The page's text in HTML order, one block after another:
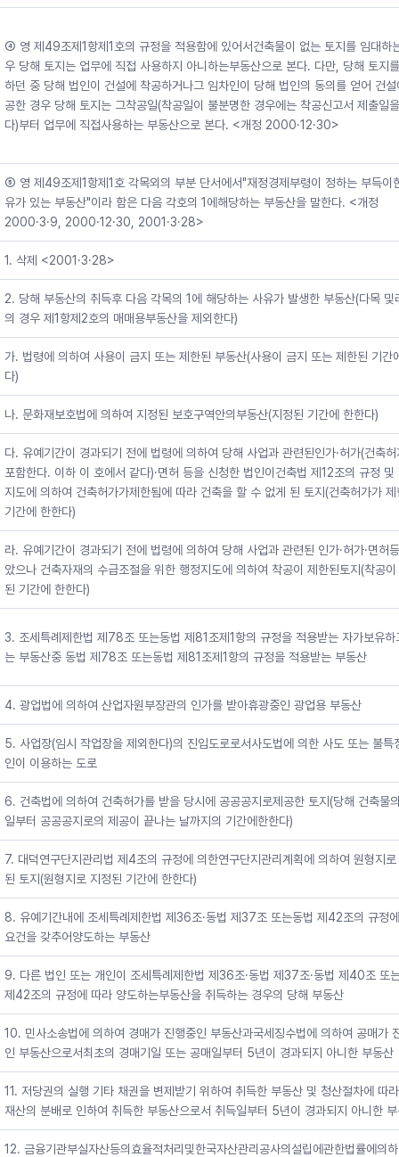
④ 영 제49조제1항제1호의 규정을 적용함에 있어서건축물이 없는 토지를 임대하
우 당해 토지는 업무에 직접 사용하지 아니하는부동산으로 본다. 다만, 당해 토지
하던 중 당해 법인이 건설에 착공하거나그 임차인이 당해 법인의 동의를 얻어 건
공한 경우 당해 토지는 그착공일(착공일이 불분명한 경우에는 착공신고서 제출일
다)부터 업무에 직접사용하는 부동산으로 본다. <개정 2000·12·30>
⑤ 영 제49조제1항제1호 각목외의 부분 단서에서"재정경제부령이 정하는 부득이
유가 있는 부동산"이라 함은 다음 각호의 1에해당하는 부동산을 말한다. <개정
2000·3·9, 2000·12·30, 2001·3·28>
1. 삭제 <2001·3·28>
2. 당해 부동산의 취득후 다음 각목의 1에 해당하는 사유가 발생한 부동산(다목 및
의 경우 제1항제2호의 매매용부동산을 제외한다)
가. 법령에 의하여 사용이 금지 또는 제한된 부동산(사용이 금지 또는 제한된 기간
다)
나. 문화재보호법에 의하여 지정된 보호구역안의부동산(지정된 기간에 한한다)
다. 유예기간이 경과되기 전에 법령에 의하여 당해 사업과 관련된인가·허가(건축허
포함한다. 이하 이 호에서 같다)·면허 등을 신청한 법인이건축법 제12조의 규정 및
지도에 의하여 건축허가가제한됨에 따라 건축을 할 수 없게 된 토지(건축허가가 제
기간에 한한다)
라. 유예기간이 경과되기 전에 법령에 의하여 당해 사업과 관련된 인가·허가·면허
았으나 건축자재의 수급조절을 위한 행정지도에 의하여 착공이 제한된토지(착공
된 기간에 한한다)
3. 조세특례제한법 제78조 또는동법 제81조제1항의 규정을 적용받는 자가보유하
는 부동산중 동법 제78조 또는동법 제81조제1항의 규정을 적용받는 부동산
4. 광업법에 의하여 산업자원부장관의 인가를 받아휴광중인 광업용 부동산
5. 사업장(임시 작업장을 제외한다)의 진입도로로서사도법에 의한 사도 또는 불특
인이 이용하는 도로
6. 건축법에 의하여 건축허가를 받을 당시에 공공공지로제공한 토지(당해 건축물
일부터 공공공지로의 제공이 끝나는 날까지의 기간에한한다)
7. 대덕연구단지관리법 제4조의 규정에 의한연구단지관리계획에 의하여 원형지
된 토지(원형지로 지정된 기간에 한한다)
8. 유예기간내에 조세특례제한법 제36조·동법 제37조 또는동법 제42조의 규정
요건을 갖추어양도하는 부동산
9. 다른 법인 또는 개인이 조세특례제한법 제36조·동법 제37조·동법 제40조 또
제42조의 규정에 따라 양도하는부동산을 취득하는 경우의 당해 부동산
10. 민사소송법에 의하여 경매가 진행중인 부동산과국세징수법에 의하여 공매가
인 부동산으로서최초의 경매기일 또는 공매일부터 5년이 경과되지 아니한 부동산
11. 저당권의 실행 기타 채권을 변제받기 위하여 취득한 부동산 및 청산절차에 따
재산의 분배로 인하여 취득한 부동산으로서 취득일부터 5년이 경과되지 아니한
12. 금융기관부실자산등의효율적처리및한국자산관리공사의설립에관한법률에의